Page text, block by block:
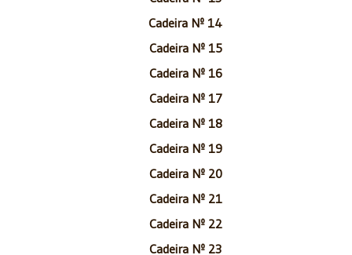
Cadeira Nº 14
Cadeira Nº 15
Cadeira Nº 16
Cadeira Nº 17
Cadeira Nº 18
Cadeira Nº 19
Cadeira Nº 20
Cadeira Nº 21
Cadeira Nº 22
Cadeira Nº 23